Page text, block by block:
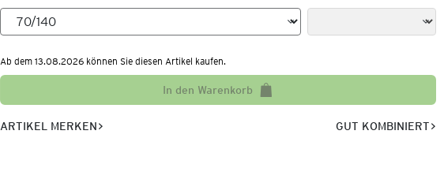
Ab dem 13.08.2026 können Sie diesen Artikel kaufen.
In den Warenkorb
ARTIKEL MERKEN GUT KOMBINIERT